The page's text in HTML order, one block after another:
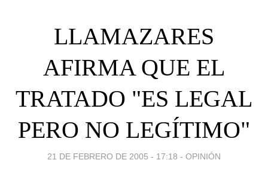
LLAMAZARES
AFIRMA QUE EL
TRATADO "ES LEGAL
PERO NO LEGÍTIMO"
21 DE FEBRERO DE 2005 - 17:18 - OPINIÓN